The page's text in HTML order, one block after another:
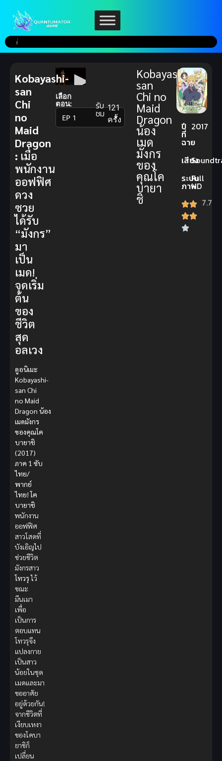
เลือก
ตอน:
▼
รับ
ชม 121
ครั้ง
Kobayashi-
san
Chi no
Maid
Dragon
น้อง
เมด
มังกร
ของ
คุณโค
บายา
ชิ
ปี
ที่
ฉาย
2017
เสียง
ระบบ
ภาพ
Full
HD
7.7
Kobayashi-
san
Chi
no
Maid
Dragon
: เมื่อ
พนักงาน
ออฟฟิศ
ดวง
ซวย
ได้รับ
“มังกร”
มา
เป็น
เมด!
จุดเริ่ม
ต้น
ของ
ชีวิต
สุด
อลเวง
ดูอนิเมะ
Kobayashi-
san Chi
no Maid
Dragon น้อง
เมดมังกร
ของคุณโค
บายาชิ
(2017)
ภาค 1 ซับ
ไทย/
พากย์
ไทย! โค
บายาชิ
พนักงาน
ออฟฟิศ
สาวโสดที่
บังเอิญไป
ช่วยชีวิต
มังกรสาว
โทวรุไว้
ขณะ
มึนเมา
เพื่อ
เป็นการ
ตอบแทน
โทวรุจึง
แปลงกาย
เป็นสาว
น้อยในชุด
เมดและมา
ขออาศัย
อยู่ด้วยกัน!
จากชีวิตที่
เงียบเหงา
ของโคบา
ยาชิก็
เปลี่ยน